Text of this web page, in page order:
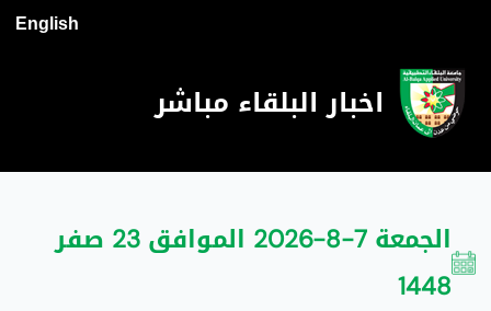
English
اخبار البلقاء مباشر
الجمعة 7-8-2026 الموافق 23 صفر
1448